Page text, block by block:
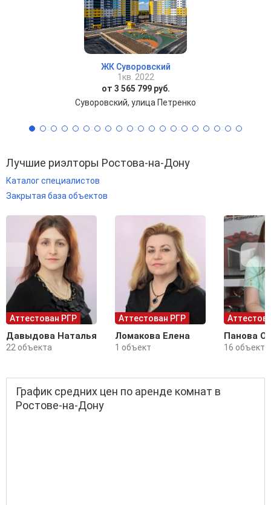
ЖК Суворовский
1кв. 2022
от 3 565 799 руб.
Суворовский, улица Петренко
Лучшие риэлторы Ростова-на-Дону
Каталог специалистов
Закрытая база объектов
Аттестован РГР
Давыдова Наталья
22 объекта
Аттестован РГР
Ломакова Елена
1 объект
Панова
16
График средних цен по аренде комнат в
Ростове-на-Дону